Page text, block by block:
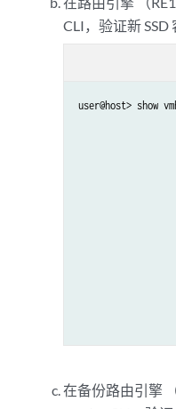
CLI，验证新 SSD
user@host> show
在备份路由引擎